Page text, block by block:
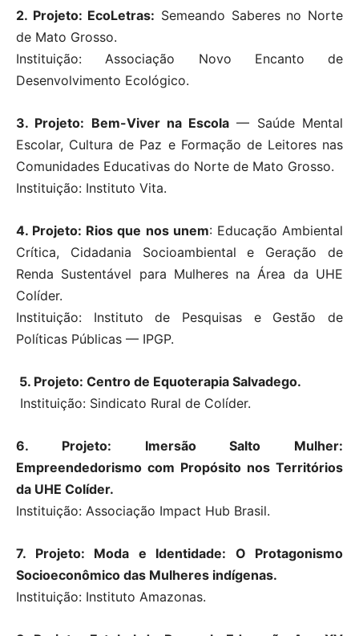
2. Projeto: EcoLetras: Semeando Saberes no Norte
de Mato Grosso.
Instituição: Associação Novo Encanto de
Desenvolvimento Ecológico.
3. Projeto: Bem-Viver na Escola — Saúde Mental
Escolar, Cultura de Paz e Formação de Leitores nas
Comunidades Educativas do Norte de Mato Grosso.
Instituição: Instituto Vita.
4. Projeto: Rios que nos unem: Educação Ambiental
Crítica, Cidadania Socioambiental e Geração de
Renda Sustentável para Mulheres na Área da UHE
Colíder.
Instituição: Instituto de Pesquisas e Gestão de
Políticas Públicas — IPGP.
5. Projeto: Centro de Equoterapia Salvadego.
Instituição: Sindicato Rural de Colíder.
6. Projeto: Imersão Salto Mulher:
Empreendedorismo com Propósito nos Territórios
da UHE Colíder.
Instituição: Associação Impact Hub Brasil.
7. Projeto: Moda e Identidade: O Protagonismo
Socioeconômico das Mulheres indígenas.
Instituição: Instituto Amazonas.